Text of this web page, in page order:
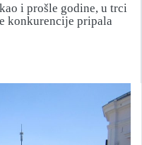
i prošle godine, u trci
konkurencije pripala